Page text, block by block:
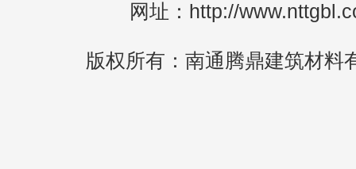
网址：http://
版权所有：南通腾鼎建筑材料